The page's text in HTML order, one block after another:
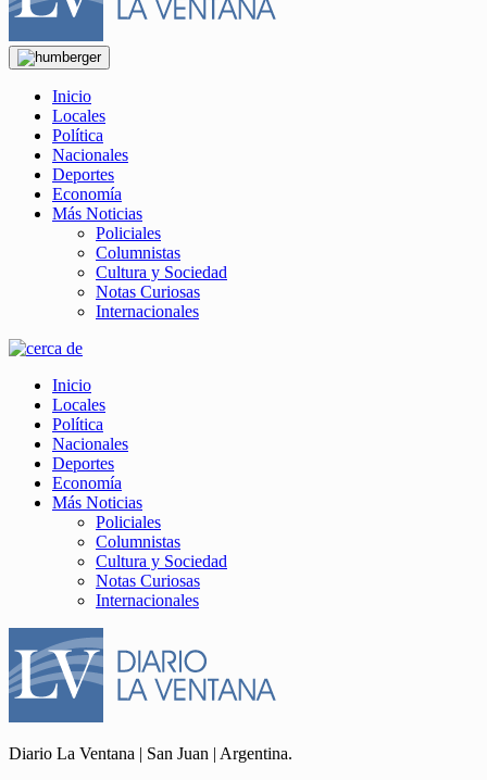
Inicio
Locales
Política
Nacionales
Deportes
Economía
Más Noticias
Policiales
Columnistas
Cultura y Sociedad
Notas Curiosas
Internacionales
Inicio
Locales
Política
Nacionales
Deportes
Economía
Más Noticias
Policiales
Columnistas
Cultura y Sociedad
Notas Curiosas
Internacionales
Diario La Ventana | San Juan | Argentina.